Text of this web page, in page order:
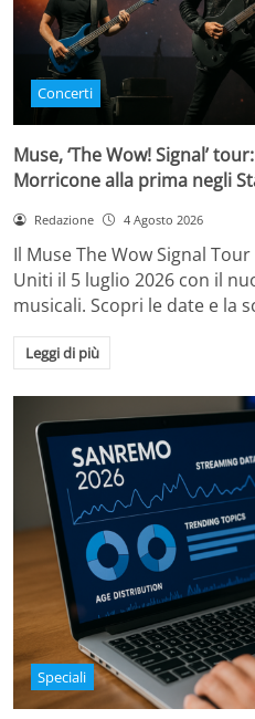
Concerti
Muse, ‘The Wow! Signal’
Morricone alla prima negli
Redazione 4 Agosto 2026
Il Muse The Wow Signal
Uniti il 5 luglio 2026 con il
musicali. Scopri le date e la
Leggi di più
Speciali